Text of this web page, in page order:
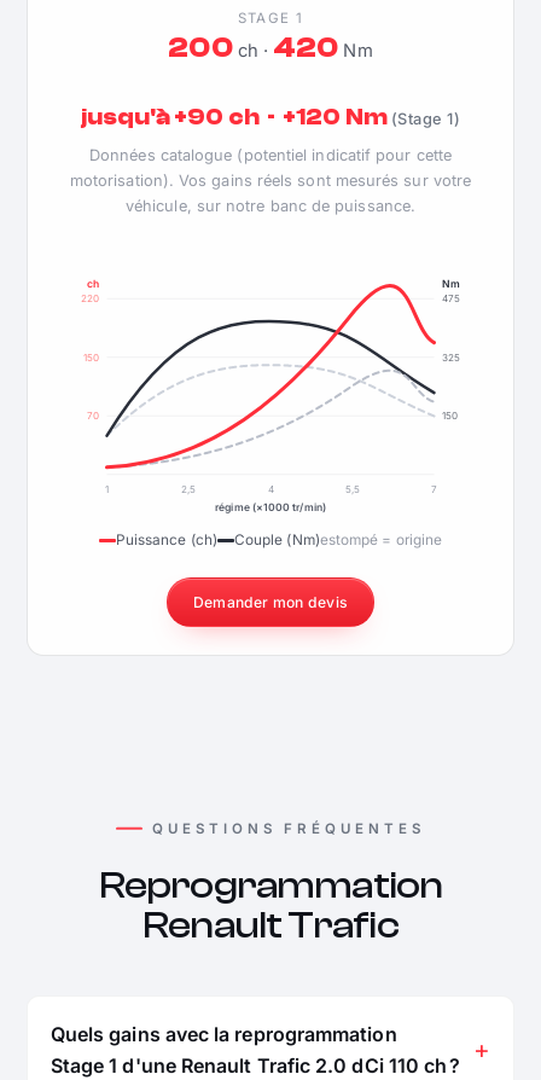
STAGE 1
200ch · 420 Nm
jusqu'à +90 ch · +120 Nm (Stage 1)
Données catalogue (potentiel indicatif pour cette
motorisation). Vos gains réels sont mesurés sur votre
véhicule, sur notre banc de puissance.
70
150
220
150
325
475
ch Nm
1 2,5 4 5,5
7
régime (×1000 tr/min)
Puissance (ch) Couple (Nm)estompé = origine
Demander mon devis
QUESTIONS FRÉQUENTES
Reprogrammation
Renault Trafic
Quels gains avec la reprogrammation
Stage 1 d'une Renault Trafic 2.0 dCi 110 ch ?